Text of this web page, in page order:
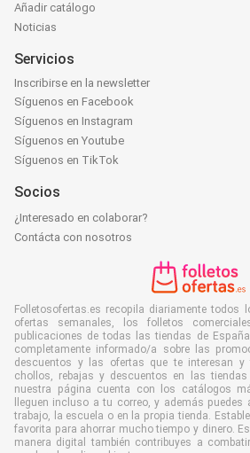
Añadir catálogo
Noticias
Servicios
Inscribirse en la newsletter
Síguenos en Facebook
Síguenos en Instagram
Síguenos en Youtube
Síguenos en TikTok
Socios
¿Interesado en colaborar?
Contácta con nosotros
Folletosofertas.es recopila diariamente todos
ofertas semanales, los folletos
publicaciones de todas las tiendas de
completamente informado/a sobre las
descuentos y las ofertas que te interesan y
chollos, rebajas y descuentos en las
nuestra página cuenta con los catálogos
lleguen incluso a tu correo, y además
trabajo, la escuela o en la propia tienda.
favorita para ahorrar mucho tiempo y dinero.
manera digital también contribuyes a